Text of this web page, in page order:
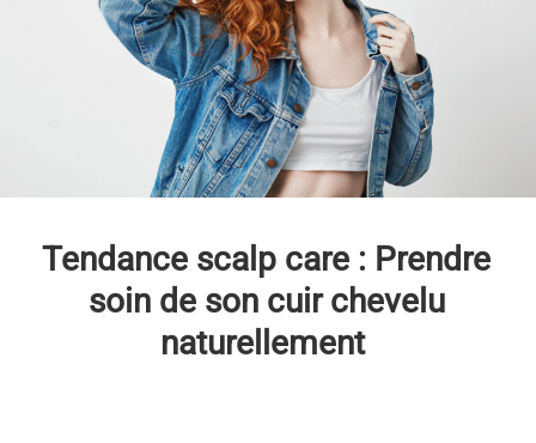
Tendance scalp care : Prendre
soin de son cuir chevelu
naturellement